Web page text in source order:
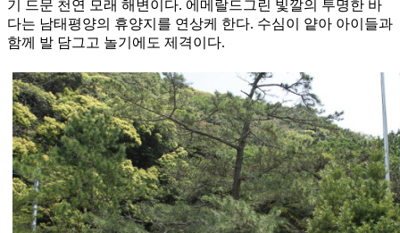
기 드문 천연 모래 해변이다. 에메랄드그린 빛깔의 투명한 바
다는 남태평양의 휴양지를 연상케 한다. 수심이 얕아 아이들과
함께 발 담그고 놀기에도 제격이다.